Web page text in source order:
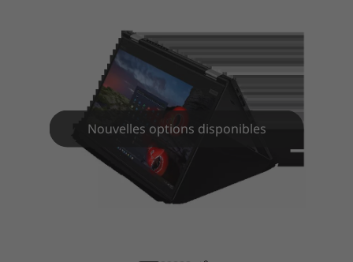
Nouvelles options disponibles